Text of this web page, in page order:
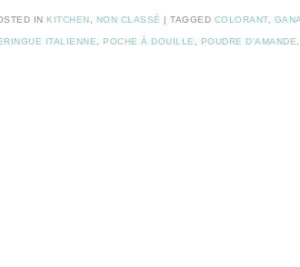
IN KITCHEN NON CLASSÉ TAGGED COLORANT,
ITALIENNE POCHE À DOUILLE POUDRE D'AMANDE